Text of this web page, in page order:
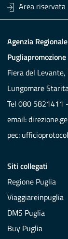
Area riservata
Agenzia
Fiera del Levante,
Lungomare
Tel 080 5821411
email:
pec:
Siti collegati
Regione Puglia
Viaggiareinpuglia
DMS Puglia
Buy Puglia